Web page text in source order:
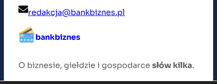
redakcja@bankbiznes.pl
bankbiznes
O biznesie, giełdzie i gospodarce słów kilka.